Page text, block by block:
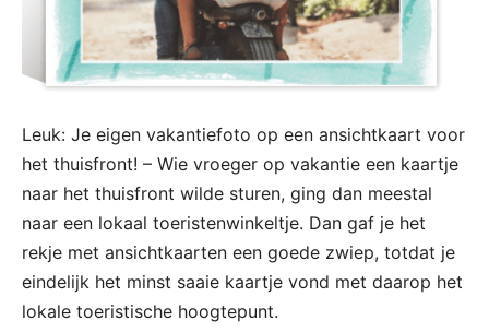
Leuk: Je eigen vakantiefoto op een ansichtkaart voor
het thuisfront! – Wie vroeger op vakantie een kaartje
naar het thuisfront wilde sturen, ging dan meestal
naar een lokaal toeristenwinkeltje. Dan gaf je het
rekje met ansichtkaarten een goede zwiep, totdat je
eindelijk het minst saaie kaartje vond met daarop het
lokale toeristische hoogtepunt.